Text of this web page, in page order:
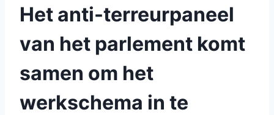
Het anti-terreurpaneel
van het parlement komt
samen om het
werkschema in te